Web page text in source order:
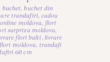
buchet,buchet din
trandafiri,cadou
moldova, flori
surpriza moldova,
flori balti, livrare
moldova, trandafi
60 cm